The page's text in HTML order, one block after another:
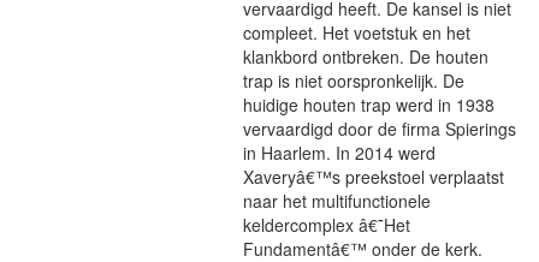
vervaardigd heeft. De kansel is niet
compleet. Het voetstuk en het
klankbord ontbreken. De houten
trap is niet oorspronkelijk. De
huidige houten trap werd in 1938
vervaardigd door de firma Spierings
in Haarlem. In 2014 werd
Xaveryâ€™s preekstoel verplaatst
naar het multifunctionele
keldercomplex â€˜Het
Fundamentâ€™ onder de kerk.